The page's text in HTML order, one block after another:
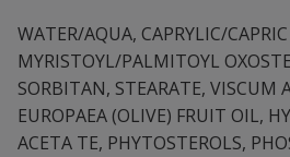
WATER/AQUA, CAPRYLIC/
MYRISTOYL/PALMITOYL
SORBITAN, STEARATE,
EUROPAEA (OLIVE) FRUIT OIL,
ACETA TE, PHYTOSTEROLS,